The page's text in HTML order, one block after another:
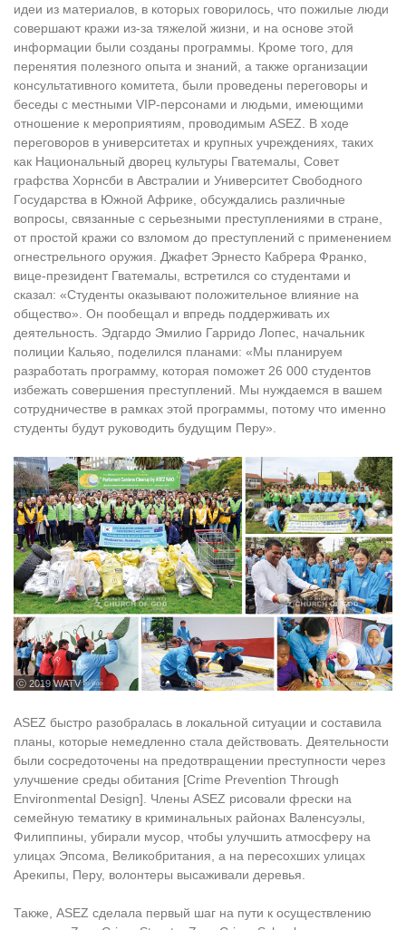
идеи из материалов, в которых говорилось, что пожилые люди
совершают кражи из-за тяжелой жизни, и на основе этой
информации были созданы программы. Кроме того, для
перенятия полезного опыта и знаний, а также организации
консультативного комитета, были проведены переговоры и
беседы с местными VIP-персонами и людьми, имеющими
отношение к мероприятиям, проводимым ASEZ. В ходе
переговоров в университетах и крупных учреждениях, таких
как Национальный дворец культуры Гватемалы, Совет
графства Хорнсби в Австралии и Университет Свободного
Государства в Южной Африке, обсуждались различные
вопросы, связанные с серьезными преступлениями в стране,
от простой кражи со взломом до преступлений с применением
огнестрельного оружия. Джафет Эрнесто Кабрера Франко,
вице-президент Гватемалы, встретился со студентами и
сказал: «Студенты оказывают положительное влияние на
общество». Он пообещал и впредь поддерживать их
деятельность. Эдгардо Эмилио Гарридо Лопес, начальник
полиции Кальяо, поделился планами: «Мы планируем
разработать программу, которая поможет 26 000 студентов
избежать совершения преступлений. Мы нуждаемся в вашем
сотрудничестве в рамках этой программы, потому что именно
студенты будут руководить будущим Перу».
ⓒ 2019 WATV
ASEZ быстро разобралась в локальной ситуации и составила
планы, которые немедленно стала действовать. Деятельности
были сосредоточены на предотвращении преступности через
улучшение среды обитания [Crime Prevention Through
Environmental Design]. Члены ASEZ рисовали фрески на
семейную тематику в криминальных районах Валенсуэлы,
Филиппины, убирали мусор, чтобы улучшить атмосферу на
улицах Эпсома, Великобритания, а на пересохших улицах
Арекипы, Перу, волонтеры высаживали деревья.
Также, ASEZ сделала первый шаг на пути к осуществлению